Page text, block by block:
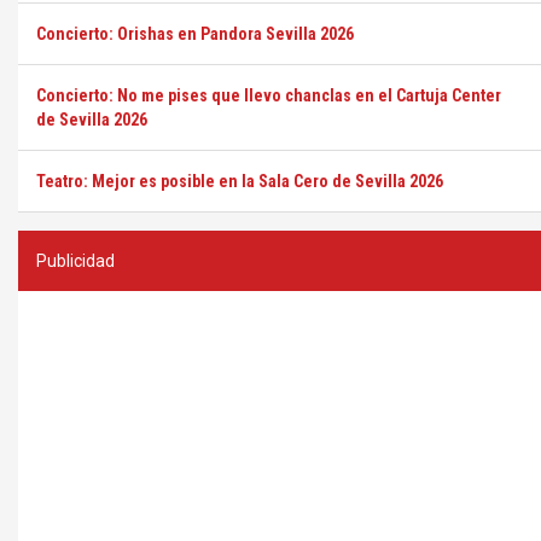
Concierto: Orishas en Pandora Sevilla 2026
Concierto: No me pises que llevo chanclas en el Cartuja Center
de Sevilla 2026
Teatro: Mejor es posible en la Sala Cero de Sevilla 2026
Publicidad